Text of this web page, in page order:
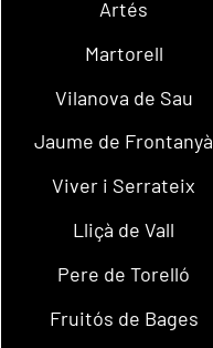
Artés
Martorell
Vilanova de Sau
Jaume de Frontanyà
Viver i Serrateix
Lliçà de Vall
Pere de Torelló
Fruitós de Bages